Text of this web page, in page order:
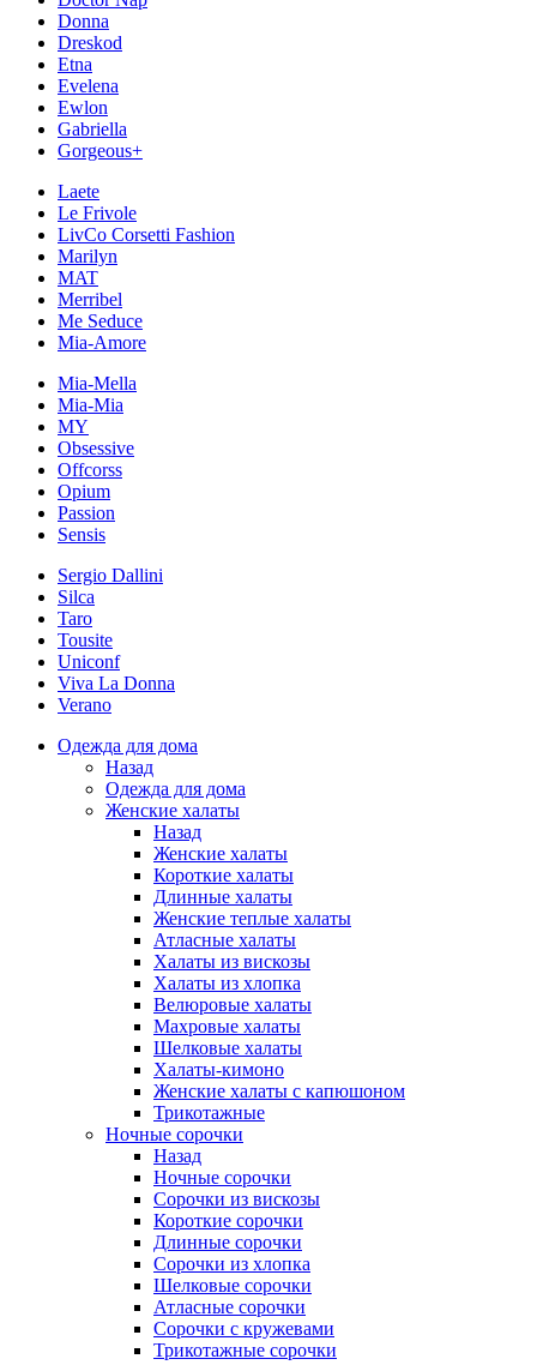
Donna
Dreskod
Etna
Evelena
Ewlon
Gabriella
Gorgeous+
Laete
Le Frivole
LivCo Corsetti Fashion
Marilyn
MAT
Merribel
Me Seduce
Mia-Amore
Mia-Mella
Mia-Mia
MY
Obsessive
Offcorss
Opium
Passion
Sensis
Sergio Dallini
Silca
Taro
Tousite
Uniconf
Viva La Donna
Verano
Одежда для дома
Назад
Одежда для дома
Женские халаты
Назад
Женские халаты
Короткие халаты
Длинные халаты
Женские теплые халаты
Атласные халаты
Халаты из вискозы
Халаты из хлопка
Велюровые халаты
Махровые халаты
Шелковые халаты
Халаты-кимоно
Женские халаты с капюшоном
Трикотажные
Ночные сорочки
Назад
Ночные сорочки
Сорочки из вискозы
Короткие сорочки
Длинные сорочки
Сорочки из хлопка
Шелковые сорочки
Атласные сорочки
Сорочки с кружевами
Трикотажные сорочки